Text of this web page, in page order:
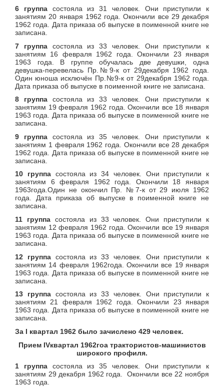
6 группа состояла из 31 человек. Они приступили к
занятиям 20 января 1962 года. Окончили все 29 декабря
1962 года. Дата приказа об выпуске в поименной книге не
записана.
7 группа состояла из 33 человек. Они приступили к
занятиям 16 февраля 1962 года. Окончили 23 января
1963 года. В группе обучалась две девушки, одна
девушка-перевелась Пр.№9-к от 29декабря 1962 года.
Один юноша исключён Пр.№9-к от 29декабря 1962 года.
Дата приказа об выпуске в поименной книге не записана.
8 группа состояла из 33 человек. Они приступили к
занятиям 19 февраля 1962 года. Окончили все 18 января
1963 года. Дата приказа об выпуске в поименной книге не
записана.
9 группа состояла из 35 человек. Они приступили к
занятиям 1 февраля 1962 года. Окончили все 28 декабря
1962 года. Дата приказа об выпуске в поименной книге не
записана.
10 группа состояла из 34 человек. Они приступили к
занятиям 6 февраля 1962 года. Окончили 18 января
1963года.Один не окончил Пр. №7-к от 29 июля 1962
года. Дата приказа об выпуске в поименной книге не
записана.
11 группа состояла из 33 человек. Они приступили к
занятиям 12 февраля 1962 года. Окончили все 19 января
1963 года. Дата приказа об выпуске в поименной книге не
записана.
12 группа состояла из 33 человек. Они приступили к
занятиям 14 февраля 1962года. Окончили все 19 января
1963 года. Дата приказа об выпуске в поименной книге не
записана.
13 группа состояла из 33 человек. Они приступили к
занятиям 21 февраля 1962 года. Окончили 23 января
1963 года. Дата приказа об выпуске в поименной книге не
записана.
За I квартал 1962 было зачислено 429 человек.
Прием IVквартал 1962гоа трактористов-машинистов
широкого профиля.
1 группасостояла из 35 человек. Они приступили к
занятиям 29 декабря 1962 года. Окончили все 22 ноября
1963 года.